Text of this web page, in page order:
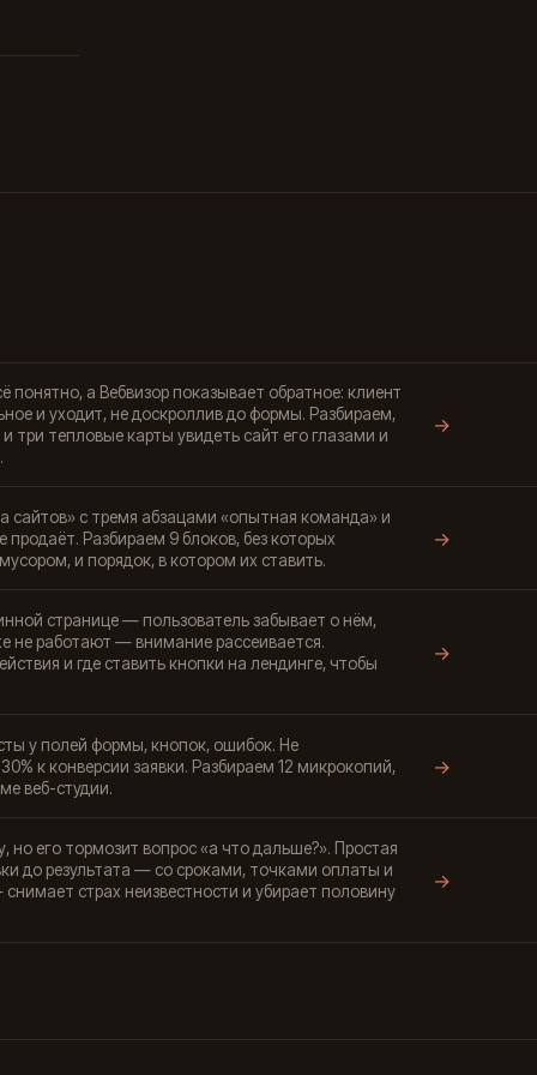
понятно, а Вебвизор показывает обратное: клиент
и уходит, не доскроллив до формы. Разбираем,
и три тепловые карты увидеть сайт его глазами и
→
сайтов» с тремя абзацами «опытная команда» и
продаёт. Разбираем 9 блоков, без которых
и порядок, в котором их ставить.
→
странице — пользователь забывает о нём,
не работают — внимание рассеивается.
и где ставить кнопки на лендинге, чтобы
→
у полей формы, кнопок, ошибок. Не
к конверсии заявки. Разбираем 12 микрокопий,
веб-студии.
→
но его тормозит вопрос «а что дальше?». Простая
до результата — со сроками, точками оплаты и
страх неизвестности и убирает половину
→